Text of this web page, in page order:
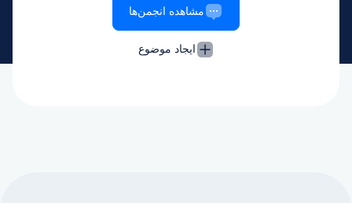
مشاهده انجمن‌ها
ایجاد موضوع